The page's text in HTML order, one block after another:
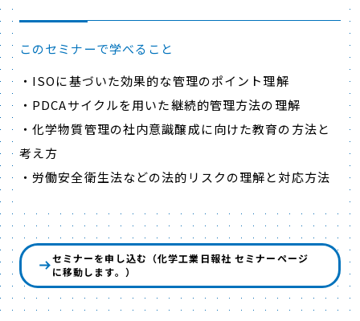
このセミナーで学べること
・ISOに基づいた効果的な管理のポイント理解
・PDCAサイクルを用いた継続的管理方法の理解
・化学物質管理の社内意識醸成に向けた教育の方法と
考え方
・労働安全衛生法などの法的リスクの理解と対応方法
セミナーを申し込む（化学工業日報社 セミナーページ
に移動します。）